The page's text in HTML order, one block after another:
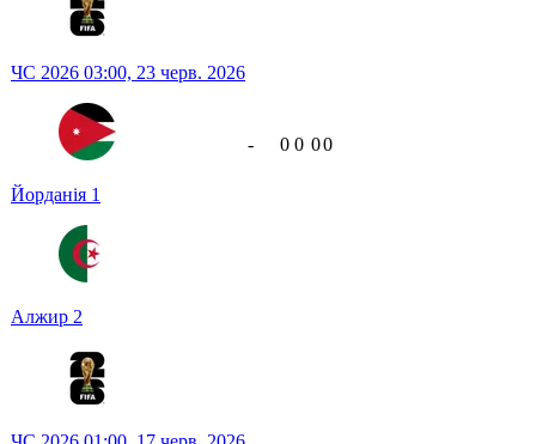
ЧС 2026 03:00, 23 черв. 2026
Йорданія 1
Алжир 2
- 0 0 00